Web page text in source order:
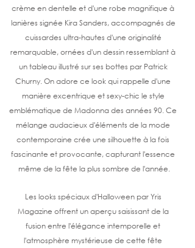
crème en dentelle et d'une robe magnifique à
lanières signée Kira Sanders, accompagnés de
cuissardes ultra-hautes d'une originalité
remarquable, ornées d'un dessin ressemblant à
un tableau illustré sur ses bottes par Patrick
Churny. On adore ce look qui rappelle d'une
manière excentrique et sexy-chic le style
emblématique de Madonna des années 90. Ce
mélange audacieux d'éléments de la mode
contemporaine crée une silhouette à la fois
fascinante et provocante, capturant l'essence
même de la fête la plus sombre de l'année.
Les looks spéciaux d'Halloween par Yris
Magazine offrent un aperçu saisissant de la
fusion entre l'élégance intemporelle et
l'atmosphère mystérieuse de cette fête